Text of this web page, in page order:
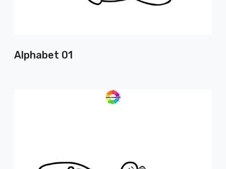
Alphabet 01